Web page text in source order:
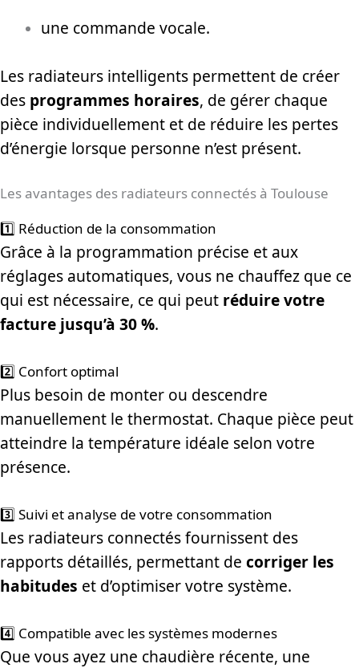
une commande vocale.
Les radiateurs intelligents permettent de créer
des programmes horaires, de gérer chaque
pièce individuellement et de réduire les pertes
d’énergie lorsque personne n’est présent.
Les avantages des radiateurs connectés à Toulouse
1️⃣ Réduction de la consommation
Grâce à la programmation précise et aux
réglages automatiques, vous ne chauffez que ce
qui est nécessaire, ce qui peut réduire votre
facture jusqu’à 30 %.
2️⃣ Confort optimal
Plus besoin de monter ou descendre
manuellement le thermostat. Chaque pièce peut
atteindre la température idéale selon votre
présence.
3️⃣ Suivi et analyse de votre consommation
Les radiateurs connectés fournissent des
rapports détaillés, permettant de corriger les
habitudes et d’optimiser votre système.
4️⃣ Compatible avec les systèmes modernes
Que vous ayez une chaudière récente, une